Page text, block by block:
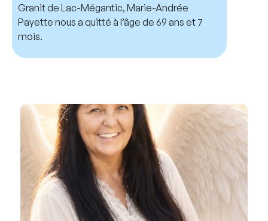
Granit de Lac-Mégantic, Marie-Andrée
Payette nous a quitté à l’âge de 69 ans et 7
mois.